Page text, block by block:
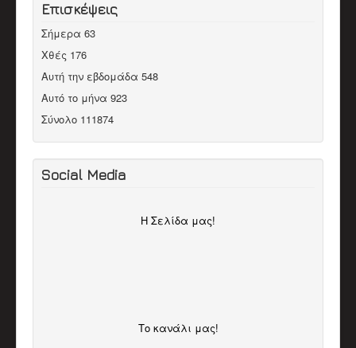
Επισκέψεις
Σήμερα 63
Χθές 176
Αυτή την εβδομάδα 548
Αυτό το μήνα 923
Σύνολο 111874
Social Media
H Σελίδα μας!
Το κανάλι μας!